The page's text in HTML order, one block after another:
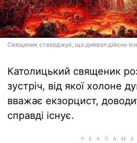
Священик стверджує, що диявол дійсно
Католицький священик
зустріч, від якої холоне
вважає екзорцист,
справді існує.